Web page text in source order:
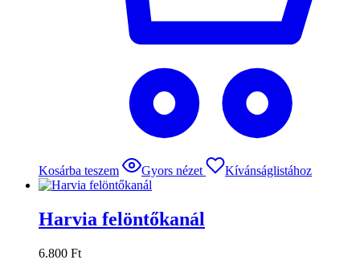
Kosárba teszem Gyors nézet Kívánságlistához
Harvia felöntőkanál
6.800 Ft